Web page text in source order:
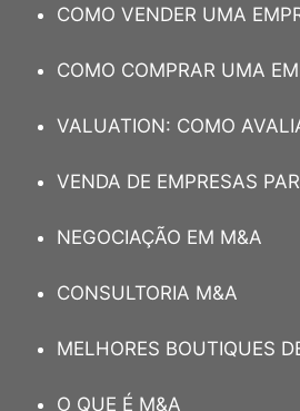
COMO VENDER UMA
COMO COMPRAR UMA
VALUATION: COMO
VENDA DE EMPRESAS
NEGOCIAÇÃO EM M&A
CONSULTORIA M&A
MELHORES BOUTIQUES
O QUE É M&A